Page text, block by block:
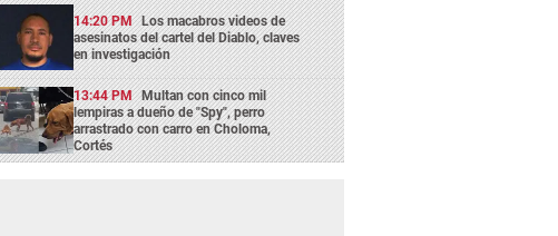
14:20 PM Los macabros videos de
asesinatos del cartel del Diablo, claves
en investigación
13:44 PM Multan con cinco mil
lempiras a dueño de "Spy", perro
arrastrado con carro en Choloma,
Cortés